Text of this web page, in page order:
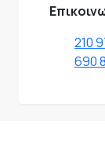
210
690